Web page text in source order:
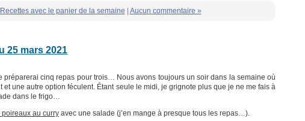
Recettes avec le panier de la semaine Aucun commentaire »
25 mars 2021
préparerai cinq repas pour trois… Nous avons toujours un soir dans la semaine où
et une autre option féculent. Étant seule le midi, je grignote plus que je ne me fais à
dans le frigo…
au curry avec une salade (j’en mange à presque tous les repas…).